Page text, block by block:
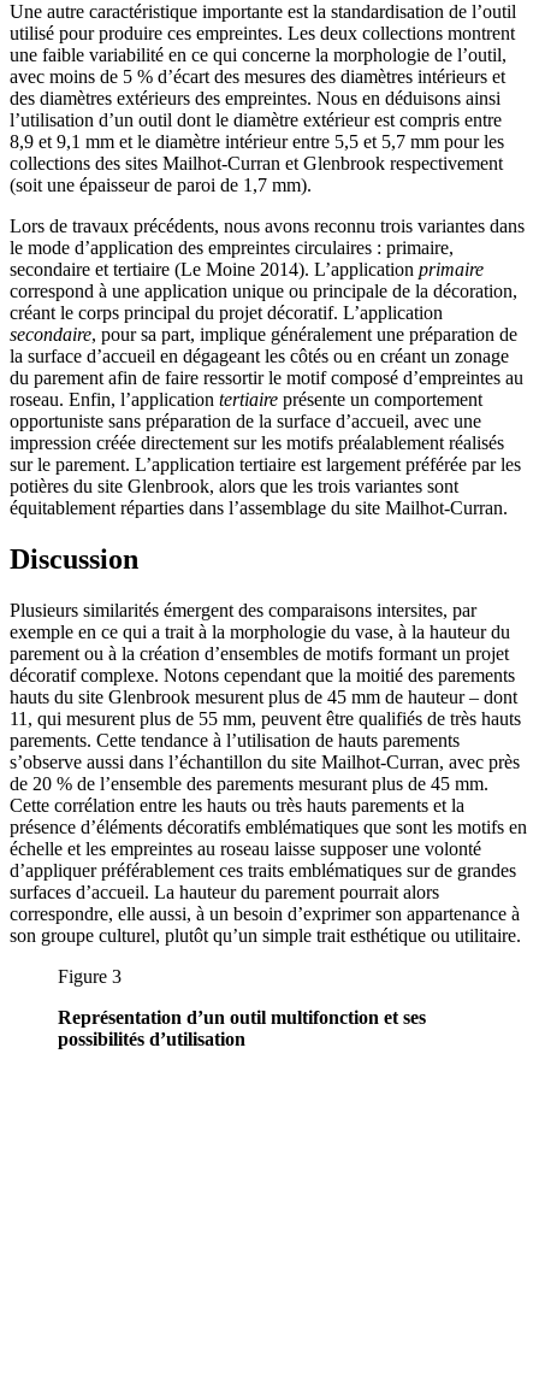
Une autre caractéristique importante est la standardisation de l’outil
utilisé pour produire ces empreintes. Les deux collections montrent
une faible variabilité en ce qui concerne la morphologie de l’outil,
avec moins de 5 % d’écart des mesures des diamètres intérieurs et
des diamètres extérieurs des empreintes. Nous en déduisons ainsi
l’utilisation d’un outil dont le diamètre extérieur est compris entre
8,9 et 9,1 mm et le diamètre intérieur entre 5,5 et 5,7 mm pour les
collections des sites Mailhot-Curran et Glenbrook respectivement
(soit une épaisseur de paroi de 1,7 mm).
Lors de travaux précédents, nous avons reconnu trois variantes dans
le mode d’application des empreintes circulaires : primaire,
secondaire et tertiaire (Le Moine 2014). L’application primaire
correspond à une application unique ou principale de la décoration,
créant le corps principal du projet décoratif. L’application
secondaire, pour sa part, implique généralement une préparation de
la surface d’accueil en dégageant les côtés ou en créant un zonage
du parement afin de faire ressortir le motif composé d’empreintes au
roseau. Enfin, l’application tertiaire présente un comportement
opportuniste sans préparation de la surface d’accueil, avec une
impression créée directement sur les motifs préalablement réalisés
sur le parement. L’application tertiaire est largement préférée par les
potières du site Glenbrook, alors que les trois variantes sont
équitablement réparties dans l’assemblage du site Mailhot-Curran.
Discussion
Plusieurs similarités émergent des comparaisons intersites, par
exemple en ce qui a trait à la morphologie du vase, à la hauteur du
parement ou à la création d’ensembles de motifs formant un projet
décoratif complexe. Notons cependant que la moitié des parements
hauts du site Glenbrook mesurent plus de 45 mm de hauteur – dont
11, qui mesurent plus de 55 mm, peuvent être qualifiés de très hauts
parements. Cette tendance à l’utilisation de hauts parements
s’observe aussi dans l’échantillon du site Mailhot-Curran, avec près
de 20 % de l’ensemble des parements mesurant plus de 45 mm.
Cette corrélation entre les hauts ou très hauts parements et la
présence d’éléments décoratifs emblématiques que sont les motifs en
échelle et les empreintes au roseau laisse supposer une volonté
d’appliquer préférablement ces traits emblématiques sur de grandes
surfaces d’accueil. La hauteur du parement pourrait alors
correspondre, elle aussi, à un besoin d’exprimer son appartenance à
son groupe culturel, plutôt qu’un simple trait esthétique ou utilitaire.
Figure 3
Représentation d’un outil multifonction et ses
possibilités d’utilisation